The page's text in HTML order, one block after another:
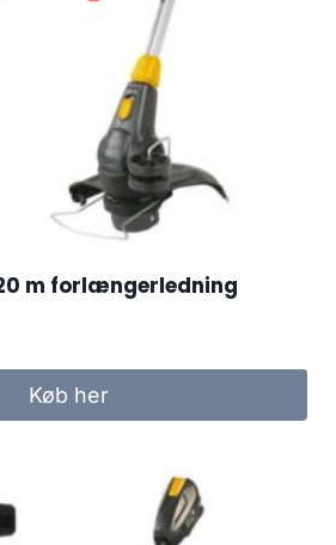
m forlængerledning
Køb her